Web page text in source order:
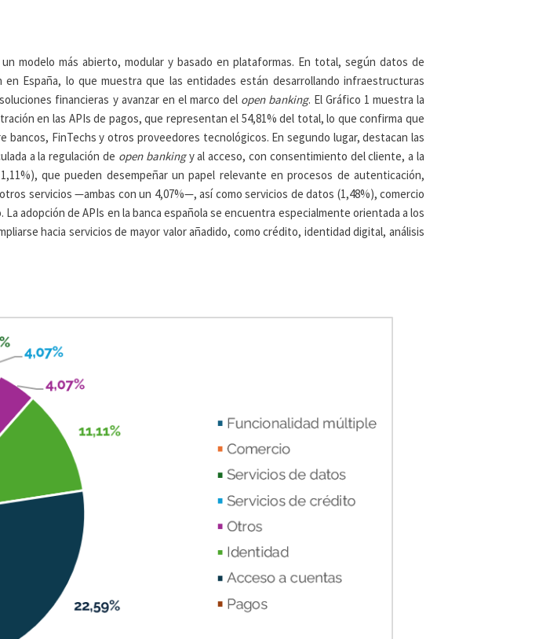
modelo más abierto, modular y basado en plataformas. En total, según datos de
España, lo que muestra que las entidades están desarrollando infraestructuras
financieras y avanzar en el marco del open banking. El Gráfico 1 muestra la
en las APIs de pagos, que representan el 54,81% del total, lo que confirma que
FinTechs y otros proveedores tecnológicos. En segundo lugar, destacan las
a la regulación de open bankingy al acceso, con consentimiento del cliente, a la
que pueden desempeñar un papel relevante en procesos de autenticación,
servicios —ambas con un 4,07%—, así como servicios de datos (1,48%), comercio
adopción de APIs en la banca española se encuentra especialmente orientada a los
hacia servicios de mayor valor añadido, como crédito, identidad digital, análisis